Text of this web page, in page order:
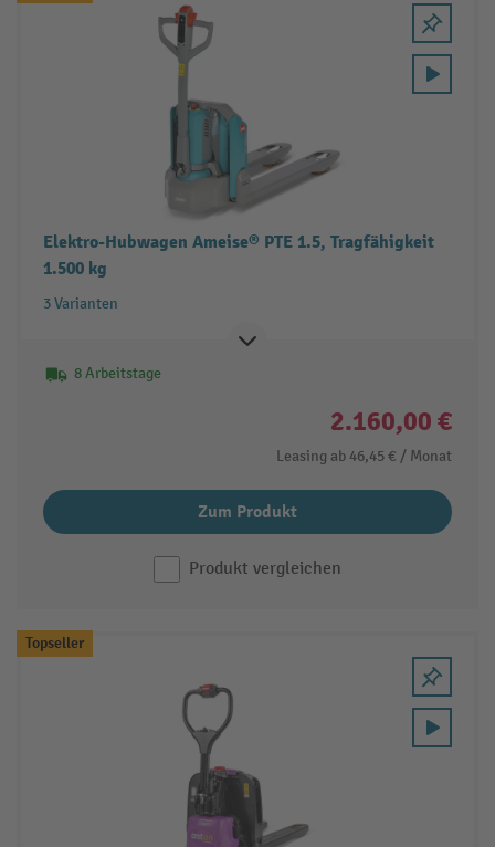
Elektro-Hubwagen Ameise® PTE 1.5, Tragfähigkeit
1.500 kg
3 Varianten
8 Arbeitstage
2.160,00 €
Leasing ab 46,45 € / Monat
Zum Produkt
Produkt vergleichen
Topseller